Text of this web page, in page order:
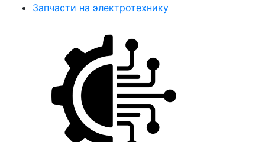
Запчасти на электротехнику